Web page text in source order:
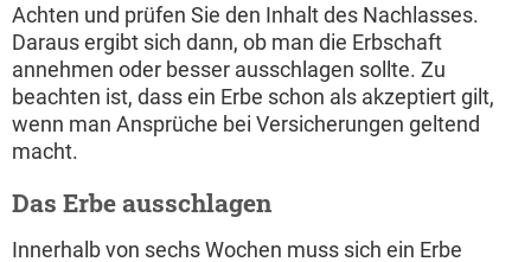
Achten und prüfen Sie den Inhalt des Nachlasses.
Daraus ergibt sich dann, ob man die Erbschaft
annehmen oder besser ausschlagen sollte. Zu
beachten ist, dass ein Erbe schon als akzeptiert gilt,
wenn man Ansprüche bei Versicherungen geltend
macht.
Das Erbe ausschlagen
Innerhalb von sechs Wochen muss sich ein Erbe